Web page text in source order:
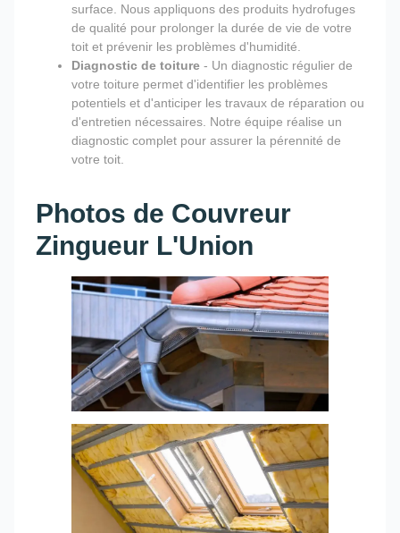
surface. Nous appliquons des produits hydrofuges
de qualité pour prolonger la durée de vie de votre
toit et prévenir les problèmes d'humidité.
Diagnostic de toiture - Un diagnostic régulier de
votre toiture permet d'identifier les problèmes
potentiels et d'anticiper les travaux de réparation ou
d'entretien nécessaires. Notre équipe réalise un
diagnostic complet pour assurer la pérennité de
votre toit.
Photos de Couvreur
Zingueur L'Union